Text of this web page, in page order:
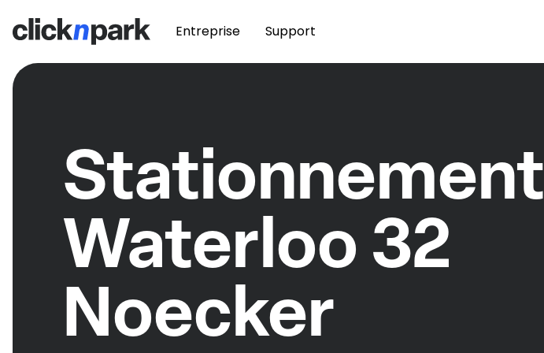
Entreprise Support
Stationnement
Waterloo 32
Noecker